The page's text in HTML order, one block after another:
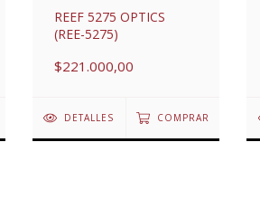
REEF 5275 OPTICS
(REE-5275)
$221.000,00
DETALLES COMPRAR